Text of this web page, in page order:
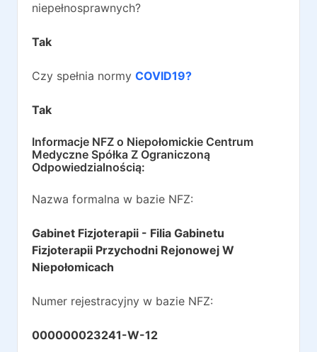
niepełnosprawnych?
Tak
Czy spełnia normy COVID19?
Tak
Informacje NFZ o Niepołomickie Centrum
Medyczne Spółka Z Ograniczoną
Odpowiedzialnością:
Nazwa formalna w bazie NFZ:
Gabinet Fizjoterapii - Filia Gabinetu
Fizjoterapii Przychodni Rejonowej W
Niepołomicach
Numer rejestracyjny w bazie NFZ:
000000023241-W-12